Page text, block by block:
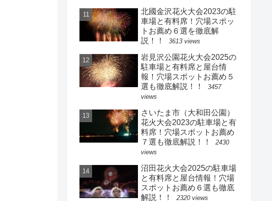
北國金沢花火大会2023の駐
車場と有料席！穴場スポッ
トお薦め６選を徹底解
説！！
3613 views
岩見沢公園花火大会2025の
駐車場と有料席と屋台情
報！穴場スポットお薦め５
選も徹底解説！！
3457
views
さいたま市（大和田公園）
花火大会2023の駐車場と有
料席！穴場スポットお薦め
７選も徹底解説！！
2430
views
沼田花火大会2025の駐車場
と有料席と屋台情報！穴場
スポットお薦め６選も徹底
解説！！
2320 views